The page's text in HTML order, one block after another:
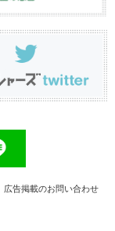
広告掲載のお問い合わせ